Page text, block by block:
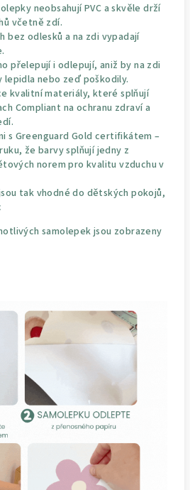
neobsahují PVC a skvěle drží
včetně zdí.
bez odlesků a na zdi vypadají
přelepují i odlepují, aniž by na zdi
lepidla nebo zeď poškodily.
kvalitní materiály, které splňují
Compliant na ochranu zdraví a
s Greenguard Gold certifikátem –
že barvy splňují jedny z
norem pro kvalitu vzduchu v
tak vhodné do dětských pokojů,
samolepek jsou zobrazeny